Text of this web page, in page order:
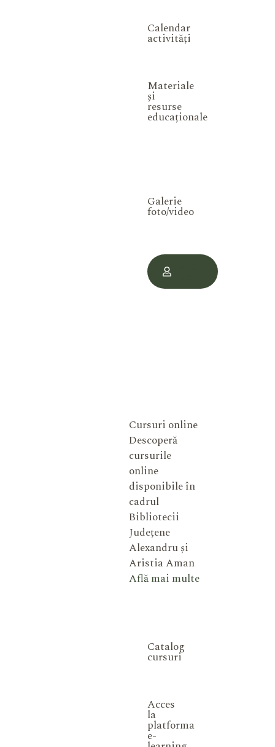
Calendar
activități
Materiale
și
resurse
educaționale
Galerie
foto/video
Cursuri online
Descoperă
cursurile
online
disponibile în
cadrul
Bibliotecii
Județene
Alexandru și
Aristia Aman
Află mai multe
Catalog
cursuri
Acces
la
platforma
e-